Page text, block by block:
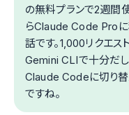
の無料プランで2週間
らClaude Code Proに
話です。1,000リクエ
Gemini CLIで十分だし
Claude Codeに切り替
ですね。